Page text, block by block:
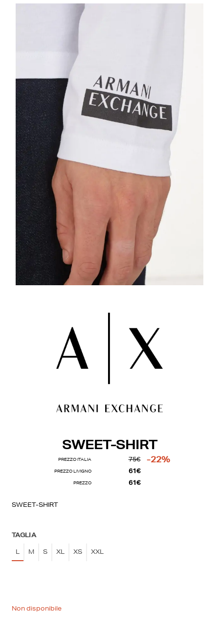
SWEET-SHIRT
PREZZO ITALIA 75€ -22%
PREZZO LIVIGNO 61€
PREZZO 61€
SWEET-SHIRT
TAGLIA
L
M S XL XS XXL
Non disponibile